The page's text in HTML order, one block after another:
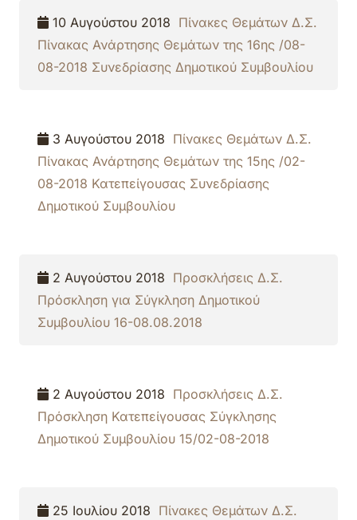
10 Αυγούστου 2018 Πίνακες Θεμάτων Δ.Σ.
Πίνακας Ανάρτησης Θεμάτων της 16ης /08-
08-2018 Συνεδρίασης Δημοτικού Συμβουλίου
3 Αυγούστου 2018 Πίνακες Θεμάτων Δ.Σ.
Πίνακας Ανάρτησης Θεμάτων της 15ης /02-
08-2018 Κατεπείγουσας Συνεδρίασης
Δημοτικού Συμβουλίου
2 Αυγούστου 2018 Προσκλήσεις Δ.Σ.
Πρόσκληση για Σύγκληση Δημοτικού
Συμβουλίου 16-08.08.2018
2 Αυγούστου 2018 Προσκλήσεις Δ.Σ.
Πρόσκληση Κατεπείγουσας Σύγκλησης
Δημοτικού Συμβουλίου 15/02-08-2018
25 Ιουλίου 2018 Πίνακες Θεμάτων Δ.Σ.